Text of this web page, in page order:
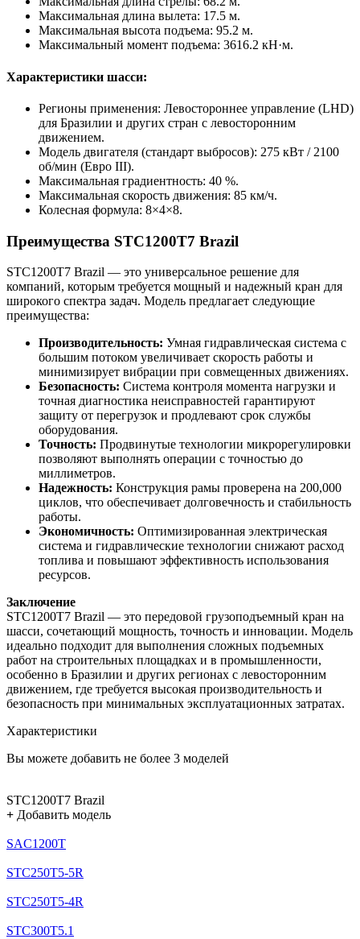
Максимальная длина вылета: 17.5 м.
Максимальная высота подъема: 95.2 м.
Максимальный момент подъема: 3616.2 кН·м.
Характеристики шасси:
Регионы применения: Левостороннее управление (LHD)
для Бразилии и других стран с левосторонним
движением.
Модель двигателя (стандарт выбросов): 275 кВт / 2100
об/мин (Евро III).
Максимальная градиентность: 40 %.
Максимальная скорость движения: 85 км/ч.
Колесная формула: 8×4×8.
Преимущества STC1200T7 Brazil
STC1200T7 Brazil — это универсальное решение для
компаний, которым требуется мощный и надежный кран для
широкого спектра задач. Модель предлагает следующие
преимущества:
Производительность: Умная гидравлическая система с
большим потоком увеличивает скорость работы и
минимизирует вибрации при совмещенных движениях.
Безопасность: Система контроля момента нагрузки и
точная диагностика неисправностей гарантируют
защиту от перегрузок и продлевают срок службы
оборудования.
Точность: Продвинутые технологии микрорегулировки
позволяют выполнять операции с точностью до
миллиметров.
Надежность: Конструкция рамы проверена на 200,000
циклов, что обеспечивает долговечность и стабильность
работы.
Экономичность: Оптимизированная электрическая
система и гидравлические технологии снижают расход
топлива и повышают эффективность использования
ресурсов.
Заключение
STC1200T7 Brazil — это передовой грузоподъемный кран на
шасси, сочетающий мощность, точность и инновации. Модель
идеально подходит для выполнения сложных подъемных
работ на строительных площадках и в промышленности,
особенно в Бразилии и других регионах с левосторонним
движением, где требуется высокая производительность и
безопасность при минимальных эксплуатационных затратах.
Характеристики
Вы можете добавить не более 3 моделей
STC1200T7 Brazil
+ Добавить модель
SAC1200T
STC250T5-5R
STC250T5-4R
STC300T5.1